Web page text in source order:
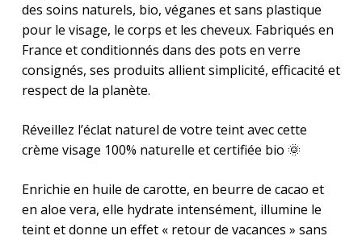
des soins naturels, bio, véganes et sans plastique
pour le visage, le corps et les cheveux. Fabriqués en
France et conditionnés dans des pots en verre
consignés, ses produits allient simplicité, efficacité et
respect de la planète.
Réveillez l’éclat naturel de votre teint avec cette
crème visage 100% naturelle et certifiée bio 🌞
Enrichie en huile de carotte, en beurre de cacao et
en aloe vera, elle hydrate intensément, illumine le
teint et donne un effet « retour de vacances » sans